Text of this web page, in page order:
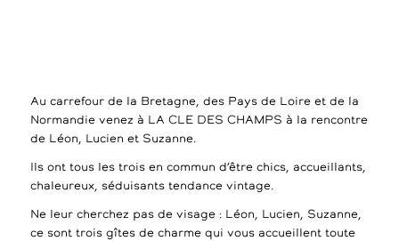
Au carrefour de la Bretagne, des Pays de Loire et de la
Normandie venez à LA CLE DES CHAMPS à la rencontre
de Léon, Lucien et Suzanne.
Ils ont tous les trois en commun d’être chics, accueillants,
chaleureux, séduisants tendance vintage.
Ne leur cherchez pas de visage : Léon, Lucien, Suzanne,
ce sont trois gîtes de charme qui vous accueillent toute